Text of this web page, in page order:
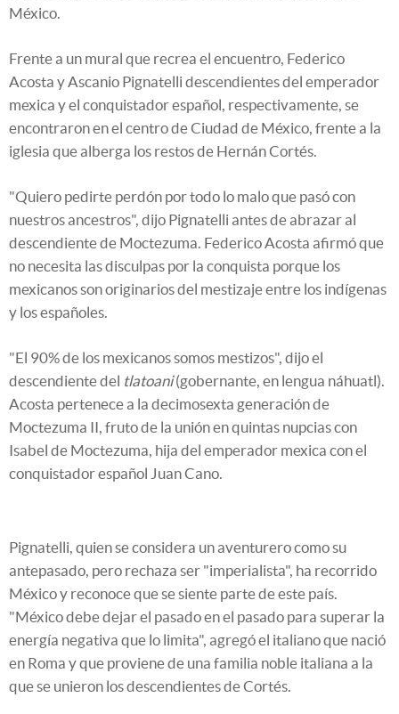
México.
Frente a un mural que recrea el encuentro, Federico
Acosta y Ascanio Pignatelli descendientes del emperador
mexica y el conquistador español, respectivamente, se
encontraron en el centro de Ciudad de México, frente a la
iglesia que alberga los restos de Hernán Cortés.
"Quiero pedirte perdón por todo lo malo que pasó con
nuestros ancestros", dijo Pignatelli antes de abrazar al
descendiente de Moctezuma. Federico Acosta afirmó que
no necesita las disculpas por la conquista porque los
mexicanos son originarios del mestizaje entre los indígenas
y los españoles.
"El 90% de los mexicanos somos mestizos", dijo el
descendiente del tlatoani(gobernante, en lengua náhuatl).
Acosta pertenece a la decimosexta generación de
Moctezuma II, fruto de la unión en quintas nupcias con
Isabel de Moctezuma, hija del emperador mexica con el
conquistador español Juan Cano.
Pignatelli, quien se considera un aventurero como su
antepasado, pero rechaza ser "imperialista", ha recorrido
México y reconoce que se siente parte de este país.
"México debe dejar el pasado en el pasado para superar la
energía negativa que lo limita", agregó el italiano que nació
en Roma y que proviene de una familia noble italiana a la
que se unieron los descendientes de Cortés.